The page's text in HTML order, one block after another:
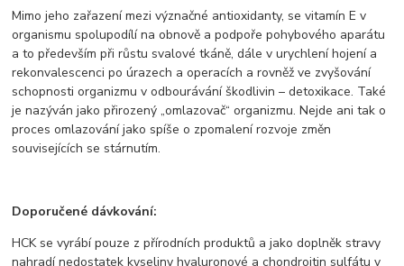
Mimo jeho zařazení mezi význačné antioxidanty, se vitamín E v
organismu spolupodílí na obnově a podpoře pohybového aparátu
a to především při růstu svalové tkáně, dále v urychlení hojení a
rekonvalescenci po úrazech a operacích a rovněž ve zvyšování
schopnosti organizmu v odbourávání škodlivin – detoxikace. Také
je nazýván jako přirozený „omlazovač“ organizmu. Nejde ani tak o
proces omlazování jako spíše o zpomalení rozvoje změn
souvisejících se stárnutím.
Doporučené dávkování:
HCK se vyrábí pouze z přírodních produktů a jako doplněk stravy
nahradí nedostatek kyseliny hyaluronové a chondroitin sulfátu v